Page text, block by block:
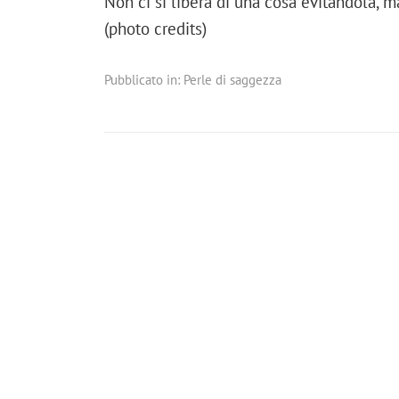
(photo credits)
Pubblicato in: Perle di saggezza